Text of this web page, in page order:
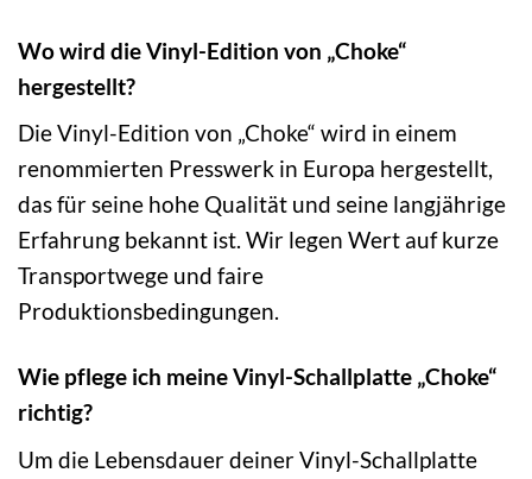
Wo wird die Vinyl-Edition von „Choke“
hergestellt?
Die Vinyl-Edition von „Choke“ wird in einem
renommierten Presswerk in Europa hergestellt,
das für seine hohe Qualität und seine langjährige
Erfahrung bekannt ist. Wir legen Wert auf kurze
Transportwege und faire
Produktionsbedingungen.
Wie pflege ich meine Vinyl-Schallplatte „Choke“
richtig?
Um die Lebensdauer deiner Vinyl-Schallplatte